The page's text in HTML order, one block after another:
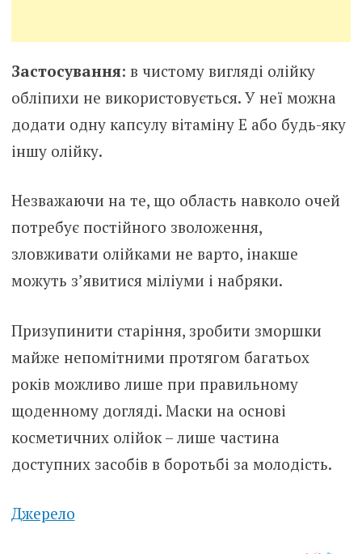
Застосування: в чистому вигляді олійку
обліпихи не використовується. У неї можна
додати одну капсулу вітаміну Е або будь-яку
іншу олійку.
Незважаючи на те, що область навколо очей
потребує постійного зволоження,
злoвживати олійками не варто, інакше
можуть з’явитися міліуми і набряки.
Призупинити старіння, зробити зморшки
майже непомітними протягом багатьох
років можливо лише при правильному
щоденному догляді. Маски на основі
косметичних олійок – лише частина
доступних засобів в борoтьбі за молодість.
Джерело